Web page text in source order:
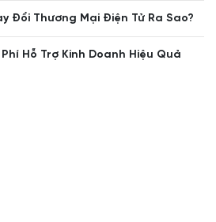
Đổi Thương Mại Điện Tử Ra Sao?
Hỗ Trợ Kinh Doanh Hiệu Quả